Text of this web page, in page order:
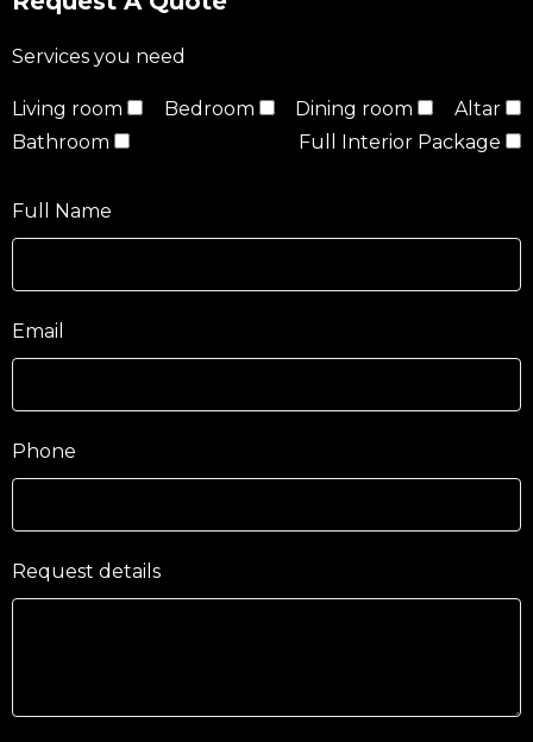
Services you need
Living room Bedroom Dining room
Altar
Bathroom
Full Interior Package
Full Name
Email
Phone
Request details